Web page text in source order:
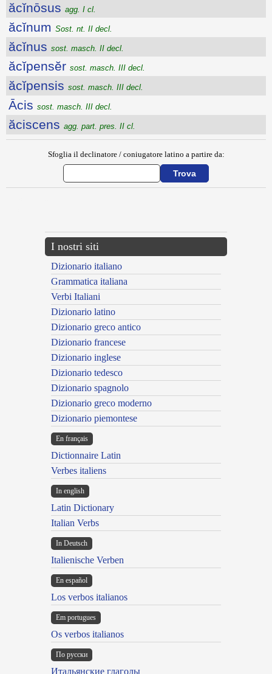
ăcĭnōsus agg. I cl.
ăcĭnum Sost. nt. II decl.
ăcĭnus sost. masch. II decl.
ăcĭpensĕr sost. masch. III decl.
ăcĭpensis sost. masch. III decl.
Ācis sost. masch. III decl.
ăciscens agg. part. pres. II cl.
Sfoglia il declinatore / coniugatore latino a partire da:
I nostri siti
Dizionario italiano
Grammatica italiana
Verbi Italiani
Dizionario latino
Dizionario greco antico
Dizionario francese
Dizionario inglese
Dizionario tedesco
Dizionario spagnolo
Dizionario greco moderno
Dizionario piemontese
En français
Dictionnaire Latin
Verbes italiens
In english
Latin Dictionary
Italian Verbs
In Deutsch
Italienische Verben
En español
Los verbos italianos
Em portugues
Os verbos italianos
По русски
Итальянские глаголы